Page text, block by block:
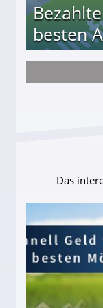
besten
Das